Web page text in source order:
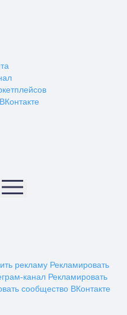
рекламу Рекламировать
канал Рекламировать
сообщество ВКонтакте